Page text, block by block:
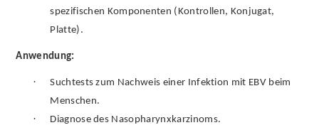
spezifischen Komponenten (Kontrollen, Konjugat,
Platte).
Anwendung:
·
Suchtests zum Nachweis einer Infektion mit EBV beim
Menschen.
· Diagnose des Nasopharynxkarzinoms.